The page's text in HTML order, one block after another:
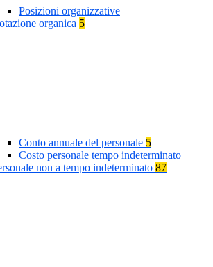
Posizioni organizzative
organica 5
Conto annuale del personale 5
Costo personale tempo indeterminato
non a tempo indeterminato 87